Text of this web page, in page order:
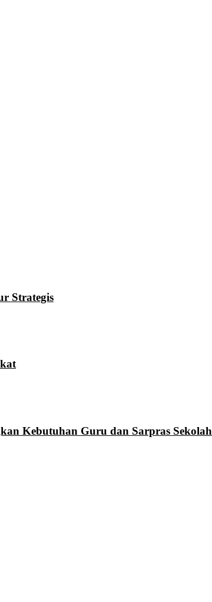
Strategis
Kebutuhan Guru dan Sarpras Sekolah